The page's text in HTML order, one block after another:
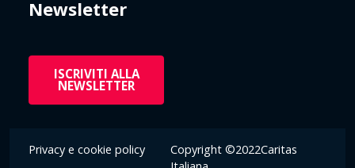
Newsletter
ISCRIVITI ALLA
NEWSLETTER
Privacy e cookie policy
Copyright ©2022Caritas